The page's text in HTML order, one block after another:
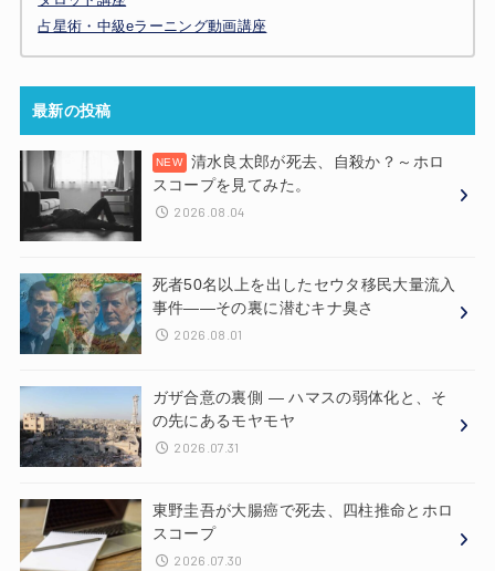
占星術・中級eラーニング動画講座
最新の投稿
清水良太郎が死去、自殺か？～ホロ
スコープを見てみた。
2026.08.04
死者50名以上を出したセウタ移民大量流入
事件——その裏に潜むキナ臭さ
2026.08.01
ガザ合意の裏側 ― ハマスの弱体化と、そ
の先にあるモヤモヤ
2026.07.31
東野圭吾が大腸癌で死去、四柱推命とホロ
スコープ
2026.07.30